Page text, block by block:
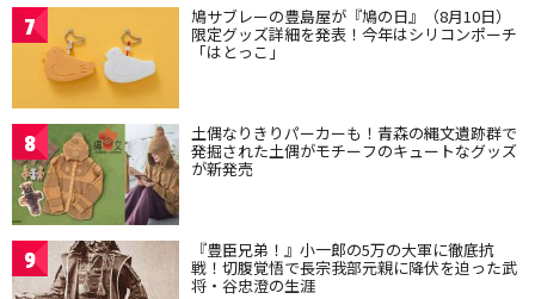
7 鳩サブレーの豊島屋が『鳩の日』（8月10日）
限定グッズ詳細を発表！今年はシリコンポーチ
「はとっこ」
8 土偶なりきりパーカーも！青森の縄文遺跡群で
発掘された土偶がモチーフのキュートなグッズ
が新発売
9 『豊臣兄弟！』小一郎の5万の大軍に徹底抗
戦！切腹覚悟で長宗我部元親に降伏を迫った武
将・谷忠澄の生涯